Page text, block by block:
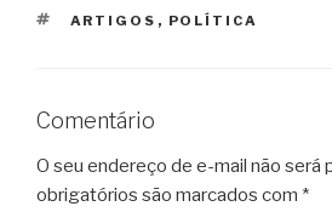
TAGS
ARTIGOS , POLÍTICA
Comentário
O seu endereço de e-mail não será
obrigatórios são marcados com *